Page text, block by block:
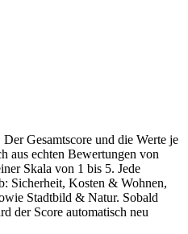
Der Gesamtscore und die Werte je
aus echten Bewertungen von
Skala von 1 bis 5. Jede
Sicherheit, Kosten & Wohnen,
Stadtbild & Natur. Sobald
der Score automatisch neu